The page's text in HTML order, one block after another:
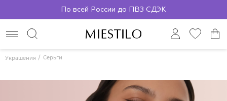
По всей России до ПВЗ СДЭК
Украшения Серьги